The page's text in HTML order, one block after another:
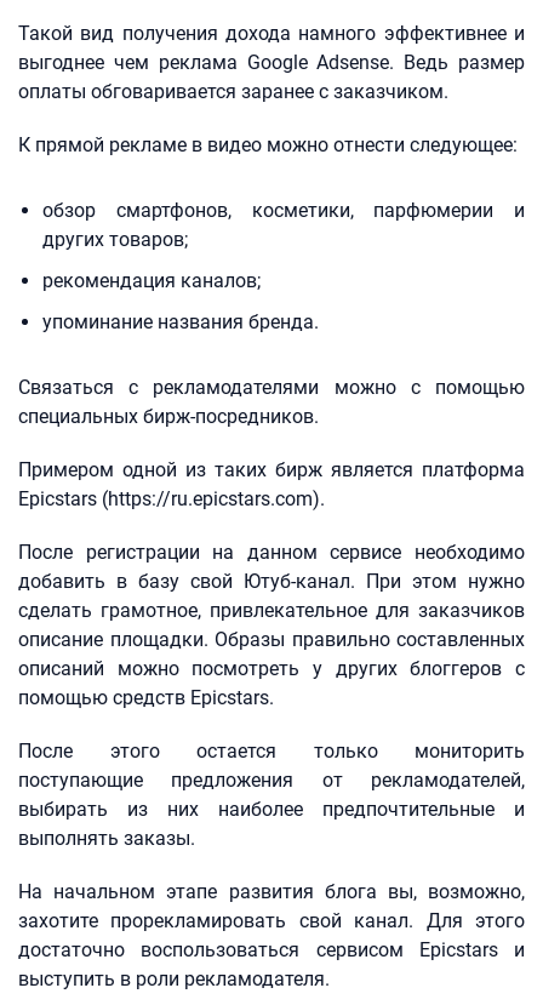
Такой вид получения дохода намного эффективнее и
выгоднее чем реклама Google Adsense. Ведь размер
оплаты обговаривается заранее с заказчиком.
К прямой рекламе в видео можно отнести следующее:
обзор смартфонов, косметики, парфюмерии и
других товаров;
рекомендация каналов;
упоминание названия бренда.
Связаться с рекламодателями можно с помощью
специальных бирж-посредников.
Примером одной из таких бирж является платформа
Epicstars (https://ru.epicstars.com).
После регистрации на данном сервисе необходимо
добавить в базу свой Ютуб-канал. При этом нужно
сделать грамотное, привлекательное для заказчиков
описание площадки. Образы правильно составленных
описаний можно посмотреть у других блоггеров с
помощью средств Epicstars.
После этого остается только мониторить
поступающие предложения от рекламодателей,
выбирать из них наиболее предпочтительные и
выполнять заказы.
На начальном этапе развития блога вы, возможно,
захотите прорекламировать свой канал. Для этого
достаточно воспользоваться сервисом Epicstars и
выступить в роли рекламодателя.